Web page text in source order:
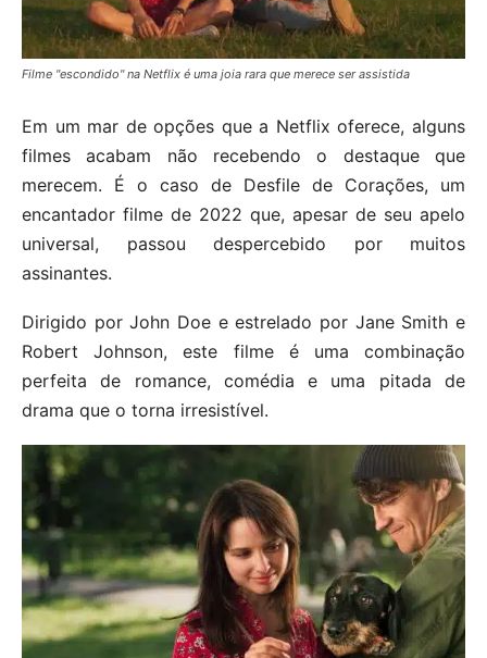
Filme "escondido" na Netflix é uma joia rara que merece ser assistida
Em um mar de opções que a Netflix oferece, alguns
filmes acabam não recebendo o destaque que
merecem. É o caso de Desfile de Corações, um
encantador filme de 2022 que, apesar de seu apelo
universal, passou despercebido por muitos
assinantes.
Dirigido por John Doe e estrelado por Jane Smith e
Robert Johnson, este filme é uma combinação
perfeita de romance, comédia e uma pitada de
drama que o torna irresistível.